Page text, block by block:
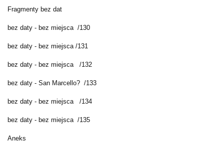
Fragmenty bez dat
bez daty - bez miejsca /130
bez daty - bez miejsca /131
bez daty - bez miejsca /132
bez daty - San Marcello? /133
bez daty - bez miejsca /134
bez daty - bez miejsca /135
Aneks